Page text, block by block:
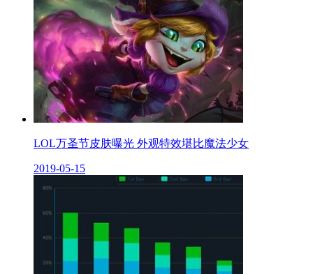
LOL万圣节皮肤曝光 外观特效堪比魔法少女
2019-05-15